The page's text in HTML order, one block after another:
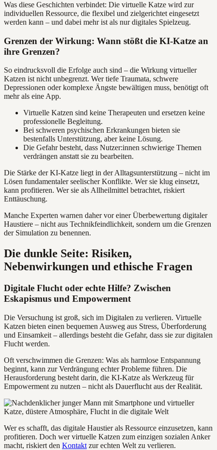
Was diese Geschichten verbindet: Die virtuelle Katze wird zur
individuellen Ressource, die flexibel und zielgerichtet eingesetzt
werden kann – und dabei mehr ist als nur digitales Spielzeug.
Grenzen der Wirkung: Wann stößt die KI-Katze an
ihre Grenzen?
So eindrucksvoll die Erfolge auch sind – die Wirkung virtueller
Katzen ist nicht unbegrenzt. Wer tiefe Traumata, schwere
Depressionen oder komplexe Ängste bewältigen muss, benötigt oft
mehr als eine App.
Virtuelle Katzen sind keine Therapeuten und ersetzen keine
professionelle Begleitung.
Bei schweren psychischen Erkrankungen bieten sie
bestenfalls Unterstützung, aber keine Lösung.
Die Gefahr besteht, dass Nutzer:innen schwierige Themen
verdrängen anstatt sie zu bearbeiten.
Die Stärke der KI-Katze liegt in der Alltagsunterstützung – nicht im
Lösen fundamentaler seelischer Konflikte. Wer sie klug einsetzt,
kann profitieren. Wer sie als Allheilmittel betrachtet, riskiert
Enttäuschung.
Manche Experten warnen daher vor einer Überbewertung digitaler
Haustiere – nicht aus Technikfeindlichkeit, sondern um die Grenzen
der Simulation zu benennen.
Die dunkle Seite: Risiken,
Nebenwirkungen und ethische Fragen
Digitale Flucht oder echte Hilfe? Zwischen
Eskapismus und Empowerment
Die Versuchung ist groß, sich im Digitalen zu verlieren. Virtuelle
Katzen bieten einen bequemen Ausweg aus Stress, Überforderung
und Einsamkeit – allerdings besteht die Gefahr, dass sie zur digitalen
Flucht werden.
Oft verschwimmen die Grenzen: Was als harmlose Entspannung
beginnt, kann zur Verdrängung echter Probleme führen. Die
Herausforderung besteht darin, die KI-Katze als Werkzeug für
Empowerment zu nutzen – nicht als Dauerflucht aus der Realität.
Wer es schafft, das digitale Haustier als Ressource einzusetzen, kann
profitieren. Doch wer virtuelle Katzen zum einzigen sozialen Anker
macht, riskiert den Kontakt zur echten Welt zu verlieren.